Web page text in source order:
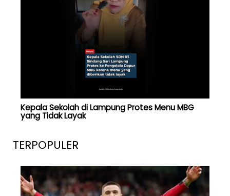
Kepala Sekolah di Lampung Protes Menu MBG
yang Tidak Layak
TERPOPULER